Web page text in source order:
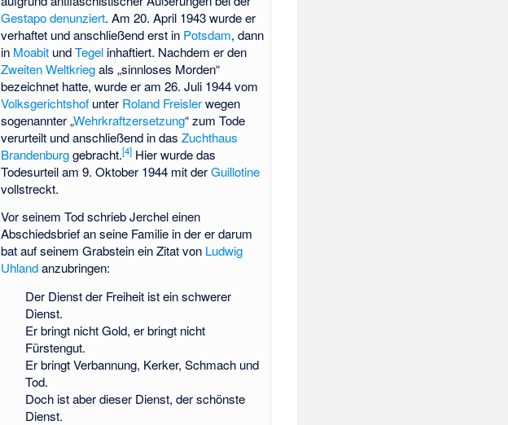
Gestapodenunziert. Am 20. April 1943 wurde er
verhaftet und anschließend erst in Potsdam, dann
in MoabitundTegelinhaftiert. Nachdem er den
Zweiten Weltkriegals „sinnloses Morden“
bezeichnet hatte, wurde er am 26. Juli 1944 vom
Volksgerichtshofunter Roland Freislerwegen
sogenannter „Wehrkraftzersetzung“ zum Tode
verurteilt und anschließend in das Zuchthaus
Brandenburggebracht.[4]Hier wurde das
Todesurteil am 9. Oktober 1944 mit derGuillotine
vollstreckt.
Vor seinem Tod schrieb Jerchel einen
Abschiedsbrief an seine Familie in der er darum
bat auf seinem Grabstein ein Zitat von Ludwig
Uhlandanzubringen:
Der Dienst der Freiheit ist ein schwerer
Dienst.
Er bringt nicht Gold, er bringt nicht
Fürstengut.
Er bringt Verbannung, Kerker, Schmach und
Tod.
Doch ist aber dieser Dienst, der schönste
Dienst.